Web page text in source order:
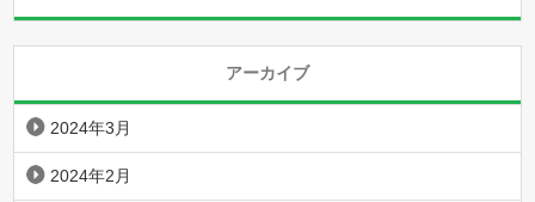
アーカイブ
2024年3月
2024年2月